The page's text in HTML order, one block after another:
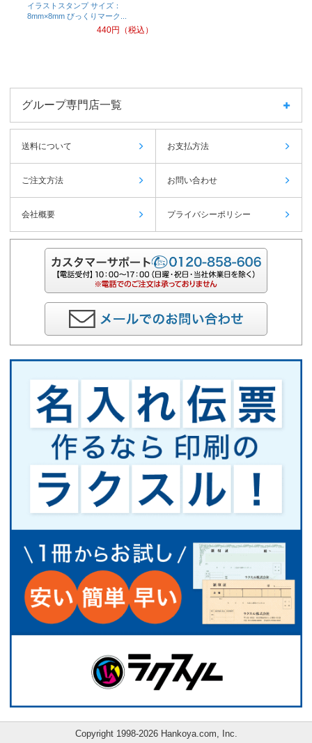
イラストスタンプ サイズ：
8mm×8mm びっくりマーク...
440円（税込）
グループ専門店一覧
送料について お支払方法
ご注文方法 お問い合わせ
会社概要 プライバシーポリシー
Copyright 1998-2026 Hankoya.com, Inc.